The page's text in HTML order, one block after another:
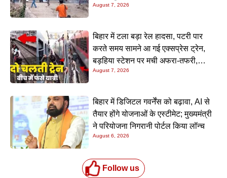
August 7, 2026
बिहार में टला बड़ा रेल हादसा, पटरी पार
करते समय सामने आ गई एक्सप्रेस ट्रेन,
बड़हिया स्टेशन पर मची अफरा-तफरी,
यात्रियों की लापरवाही आई सामने
August 7, 2026
बिहार में डिजिटल गवर्नेंस को बढ़ावा, AI से
तैयार होंगे योजनाओं के एस्टीमेट; मुख्यमंत्री
ने परियोजना निगरानी पोर्टल किया लॉन्च
August 6, 2026
Follow us